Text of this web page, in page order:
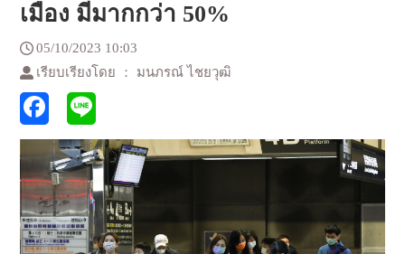
เมือง มีมากกว่า 50%
05/10/2023 10:03
เรียบเรียงโดย ： มนภรณ์ ไชยวุฒิ